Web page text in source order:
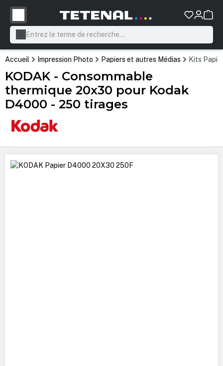
principal
Accueil Impression Photo Papiers et autres Médias Kits
KODAK - Consommable
thermique 20x30 pour Kodak
D4000 - 250 tirages
Ignorer la galerie d'images